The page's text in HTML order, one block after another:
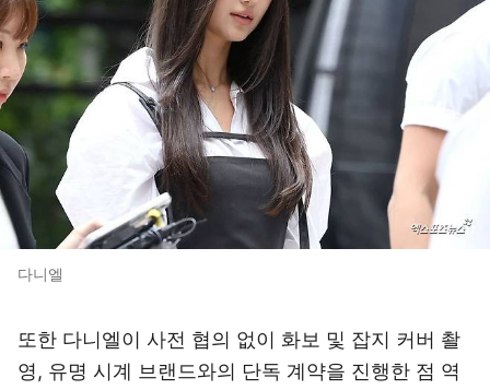
다니엘
또한 다니엘이 사전 협의 없이 화보 및 잡지 커버 촬
영, 유명 시계 브랜드와의 단독 계약을 진행한 점 역